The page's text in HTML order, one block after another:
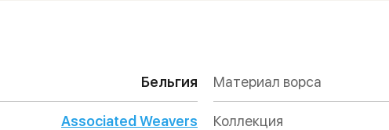
Бельгия Материал ворса
Associated Weavers Коллекция